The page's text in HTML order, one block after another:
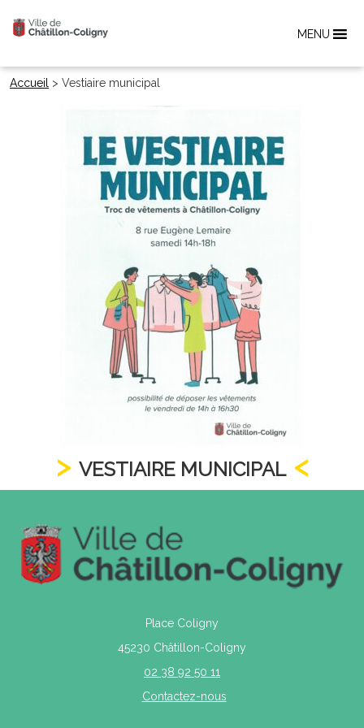
MENU
Accueil > Vestiaire municipal
VESTIAIRE MUNICIPAL
Place Coligny
45230 Châtillon-Coligny
02 38 92 50 11
Contactez-nous